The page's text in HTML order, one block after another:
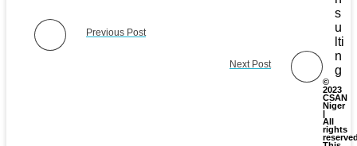
Previous Post
Next Post
s
u
lti
n
g
©
2023
CSAN
Niger
|
All
rights